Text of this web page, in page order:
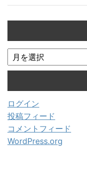
ログイン
投稿フィード
コメントフィード
WordPress.org